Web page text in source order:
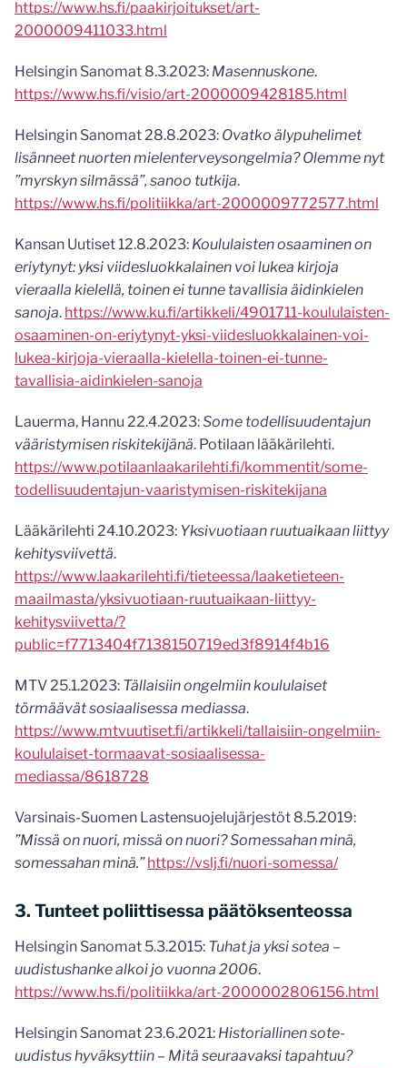
https://www.hs.fi/paakirjoitukset/art-
2000009411033.html
Helsingin Sanomat 8.3.2023: Masennuskone.
https://www.hs.fi/visio/art-2000009428185.html
Helsingin Sanomat 28.8.2023: Ovatko äly­puhelimet
lisänneet nuorten mielen­terveys­ongelmia? Olemme nyt
”myrskyn silmässä”, sanoo tutkija.
https://www.hs.fi/politiikka/art-2000009772577.html
Kansan Uutiset 12.8.2023: Koululaisten osaaminen on
eriytynyt: yksi viidesluokkalainen voi lukea kirjoja
vieraalla kielellä, toinen ei tunne tavallisia äidinkielen
sanoja. https://www.ku.fi/artikkeli/4901711-koululaisten-
osaaminen-on-eriytynyt-yksi-viidesluokkalainen-voi-
lukea-kirjoja-vieraalla-kielella-toinen-ei-tunne-
tavallisia-aidinkielen-sanoja
Lauerma, Hannu 22.4.2023:Some todellisuudentajun
vääristymisen riskitekijänä. Potilaan lääkärilehti.
https://www.potilaanlaakarilehti.fi/kommentit/some-
todellisuudentajun-vaaristymisen-riskitekijana
Lääkärilehti 24.10.2023: Yksivuotiaan ruutuaikaan liittyy
kehitysviivettä.
https://www.laakarilehti.fi/tieteessa/laaketieteen-
maailmasta/yksivuotiaan-ruutuaikaan-liittyy-
kehitysviivetta/?
public=f7713404f7138150719ed3f8914f4b16
MTV 25.1.2023: Tällaisiin ongelmiin koululaiset
törmäävät sosiaalisessa mediassa.
https://www.mtvuutiset.fi/artikkeli/tallaisiin-ongelmiin-
koululaiset-tormaavat-sosiaalisessa-
mediassa/8618728
Varsinais-Suomen Lastensuojelujärjestöt 8.5.2019:
”Missä on nuori, missä on nuori? Somessahan minä,
somessahan minä.” https://vslj.fi/nuori-somessa/
3. Tunteet poliittisessa päätöksenteossa
Helsingin Sanomat 5.3.2015: Tuhat ja yksi sotea –
uudistushanke alkoi jo vuonna 2006.
https://www.hs.fi/politiikka/art-2000002806156.html
Helsingin Sanomat 23.6.2021: Historiallinen sote-
uudistus hyväksyttiin – Mitä seuraavaksi tapahtuu?